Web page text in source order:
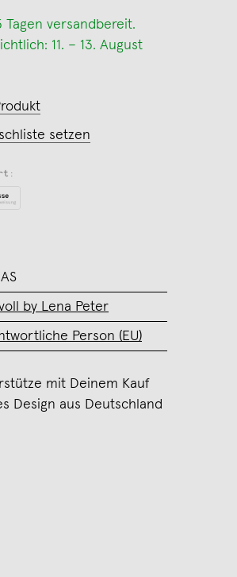
versandbereit.
11. – 13. August
setzen
by Lena Peter
Person (EU)
mit Deinem Kauf
Design aus Deutschland